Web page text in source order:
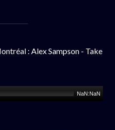
: Alex Sampson - Take
NaN:NaN